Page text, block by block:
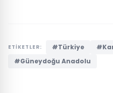
ETİKETLER: #Türkiye
#Güneydoğu Anadolu